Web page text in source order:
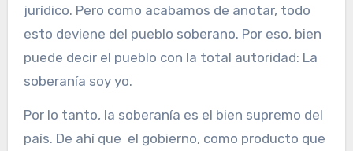
jurídico. Pero como acabamos de anotar, todo
esto deviene del pueblo soberano. Por eso, bien
puede decir el pueblo con la total autoridad: La
soberanía soy yo.
Por lo tanto, la soberanía es el bien supremo del
país. De ahí que el gobierno, como producto que